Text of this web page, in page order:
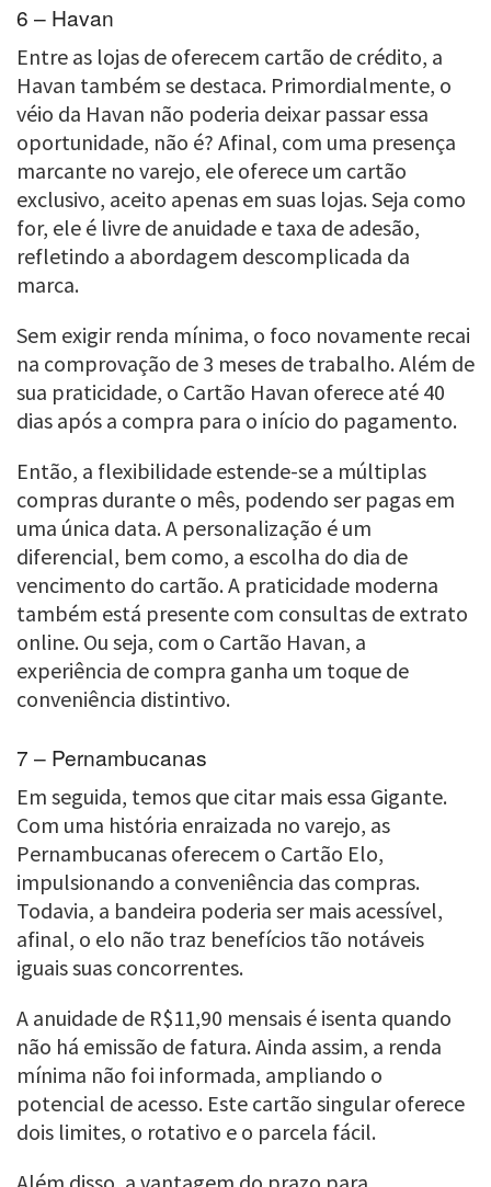
6 – Havan
Entre as lojas de oferecem cartão de crédito, a
Havan também se destaca. Primordialmente, o
véio da Havan não poderia deixar passar essa
oportunidade, não é? Afinal, com uma presença
marcante no varejo, ele oferece um cartão
exclusivo, aceito apenas em suas lojas. Seja como
for, ele é livre de anuidade e taxa de adesão,
refletindo a abordagem descomplicada da
marca.
Sem exigir renda mínima, o foco novamente recai
na comprovação de 3 meses de trabalho. Além de
sua praticidade, o Cartão Havan oferece até 40
dias após a compra para o início do pagamento.
Então, a flexibilidade estende-se a múltiplas
compras durante o mês, podendo ser pagas em
uma única data. A personalização é um
diferencial, bem como, a escolha do dia de
vencimento do cartão. A praticidade moderna
também está presente com consultas de extrato
online. Ou seja, com o Cartão Havan, a
experiência de compra ganha um toque de
conveniência distintivo.
7 – Pernambucanas
Em seguida, temos que citar mais essa Gigante.
Com uma história enraizada no varejo, as
Pernambucanas oferecem o Cartão Elo,
impulsionando a conveniência das compras.
Todavia, a bandeira poderia ser mais acessível,
afinal, o elo não traz benefícios tão notáveis
iguais suas concorrentes.
A anuidade de R$11,90 mensais é isenta quando
não há emissão de fatura. Ainda assim, a renda
mínima não foi informada, ampliando o
potencial de acesso. Este cartão singular oferece
dois limites, o rotativo e o parcela fácil.